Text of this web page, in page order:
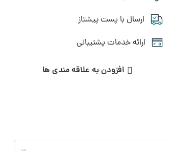
ارسال با پست پیشتاز
ارائه خدمات پشتیبانی
افزودن به علاقه مندی ها